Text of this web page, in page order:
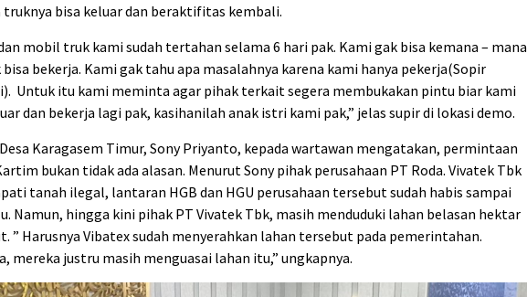
truknya bisa keluar dan beraktifitas kembali.
mobil truk kami sudah tertahan selama 6 hari pak. Kami gak bisa kemana – mana
bisa bekerja. Kami gak tahu apa masalahnya karena kami hanya pekerja(Sopir
Untuk itu kami meminta agar pihak terkait segera membukakan pintu biar kami
dan bekerja lagi pak, kasihanilah anak istri kami pak,” jelas supir di lokasi demo.
Karagasem Timur, Sony Priyanto, kepada wartawan mengatakan, permintaan
bukan tidak ada alasan. Menurut Sony pihak perusahaan PT Roda. Vivatek Tbk
tanah ilegal, lantaran HGB dan HGU perusahaan tersebut sudah habis sampai
Namun, hingga kini pihak PT Vivatek Tbk, masih menduduki lahan belasan hektar
” Harusnya Vibatex sudah menyerahkan lahan tersebut pada pemerintahan.
mereka justru masih menguasai lahan itu,” ungkapnya.